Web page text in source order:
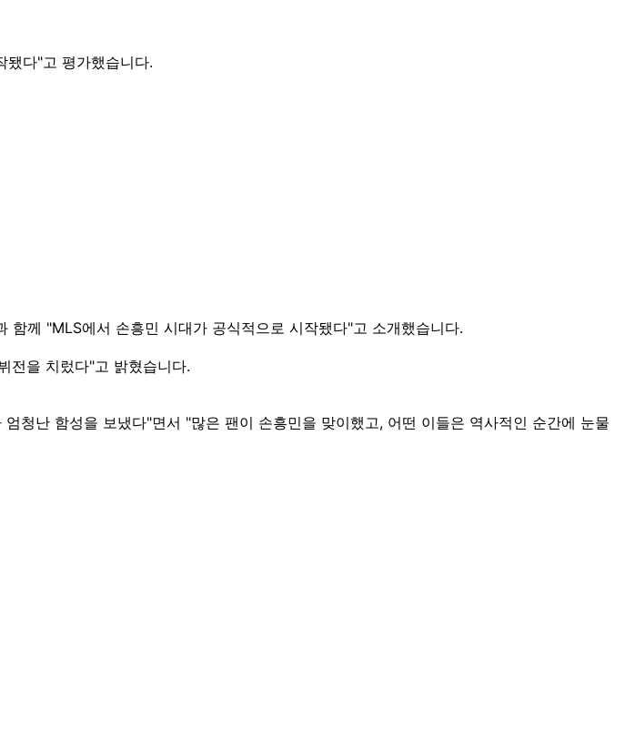
됐다"고 평가했습니다.
께 "MLS에서 손흥민 시대가 공식적으로 시작됐다"고 소개했습니다.
전을 치렀다"고 밝혔습니다.
청난 함성을 보냈다"면서 "많은 팬이 손흥민을 맞이했고, 어떤 이들은 역사적인 순간에 눈물